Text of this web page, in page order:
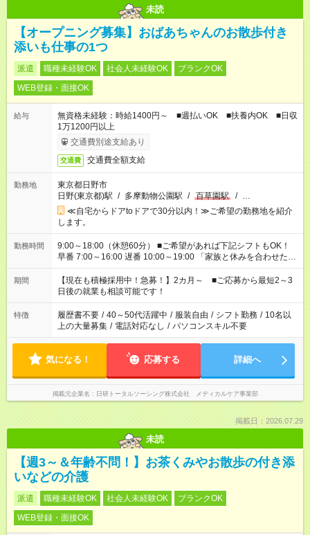
未読
【オープニング募集】おばあちゃんのお散歩付き
添いも仕事の1つ
派遣 職種未経験OK 社会人未経験OK
ブランクOK
WEB登録・面接OK
給与
無資格未経験：時給1400円～ ■週払いOK ■扶養内OK ■日収
1万1200円以上
交通費別途支給あり
交通費 交通費全額支給
勤務地
東京都日野市
日野(東京都)駅 / 多摩動物公園駅 / 百草園駅 / …
≪自宅からドアtoドアで30分以内！≫ご希望の勤務地を紹介
します。
勤務時間
9:00～18:00（休憩60分） ■ご希望があれば下記シフトもOK！
早番 7:00～16:00 遅番 10:00～19:00 「家族と休みを合わせた
い」 「余裕を持って夕飯の準備がしたい」 「できれば残業はし
たくない」 など、ご希望を教えてくださいね。 ※Wワーク希望
の方へ 今ご覧のお仕事で希望する勤務時間と、もう1つのお仕事
の勤務時間。 合計で週40時間を超える場合は応募できません。
期間
【現在も積極採用中！急募！】2カ月～ ■ご応募から最短2～3
日後の就業も相談可能です！
特徴 履歴書不要 / 40～50代活躍中 / 服装自由 / シフト勤務 / 10名以
上の大量募集 / 電話対応なし / パソコンスキル不要
気になる！ 応募する 詳細へ
掲載元企業名 日研トータルソーシング株式会社 メディカルケア事業部
掲載日：2026.07.29
未読
【週3～＆年齢不問！】お茶くみやお散歩の付き添
いなどの介護
派遣 職種未経験OK 社会人未経験OK
ブランクOK
WEB登録・面接OK